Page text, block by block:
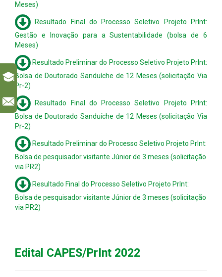
Meses)
Resultado Final do Processo Seletivo Projeto PrInt:
Gestão e Inovação para a Sustentabilidade (bolsa de 6
Meses)
Resultado Preliminar do Processo Seletivo Projeto PrInt:
Bolsa de Doutorado Sanduíche de 12 Meses (solicitação Via
Pr-2)
Resultado Final do Processo Seletivo Projeto PrInt:
Bolsa de Doutorado Sanduíche de 12 Meses (solicitação Via
Pr-2)
Resultado Preliminar do Processo Seletivo Projeto PrInt:
Bolsa de pesquisador visitante Júnior de 3 meses (solicitação
via PR2)
Resultado Final do Processo Seletivo Projeto PrInt:
Bolsa de pesquisador visitante Júnior de 3 meses (solicitação
via PR2)
Edital CAPES/PrInt 2022